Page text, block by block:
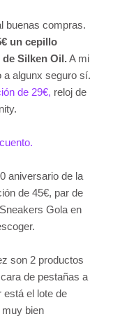
buenas compras.
un cepillo
de Silken Oil.A mi
a algunx seguro sí.
de 29€, reloj de
aniversario de la
de 45€, par de
Gola en
son 2 productos
de pestañas a
está el lote de
bien